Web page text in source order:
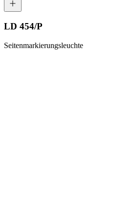
LD 454/P
Seitenmarkierungsleuchte